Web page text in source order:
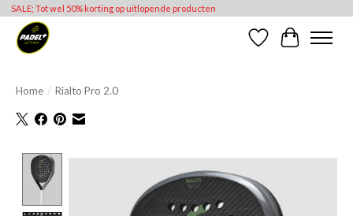
SALE; Tot wel 50% korting op uitlopende producten
Verlanglijst
Home / Rialto Pro 2.0
Product image slideshow Items